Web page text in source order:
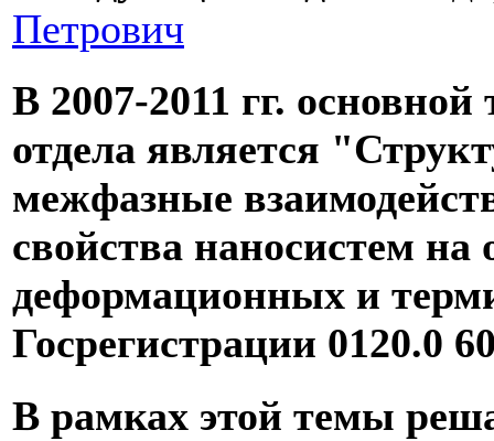
Петрович
В 2007-2011 гг.
отдела является
межфазные
свойства наносистем на
деформационных и
Госрегистрации 0120.0
В рамках этой темы